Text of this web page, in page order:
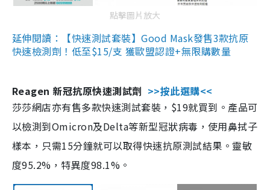
點擊圖片放大
延伸閱讀：【快速測試套裝】Good Mask發售3款抗原
快速檢測劑！低至$15/支 獲歐盟認證+無限購數量
Reagen 新冠抗原快速測試劑 >>按此選購<<
莎莎網店亦有售多款快速測試套裝，$19就買到。產品可
以檢測到Omicron及Delta等新型冠狀病毒，使用鼻拭子
樣本，只需15分鐘就可以取得快速抗原測試結果。靈敏
度95.2%，特異度98.1%。